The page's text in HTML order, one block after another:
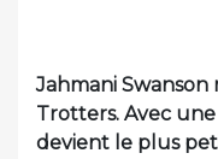
Jahmani
Trotters. Avec une
devient le plus